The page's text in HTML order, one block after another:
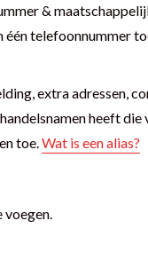
&
één telefoonnummer
extra adressen,
heeft die
toe. Wat is een alias?